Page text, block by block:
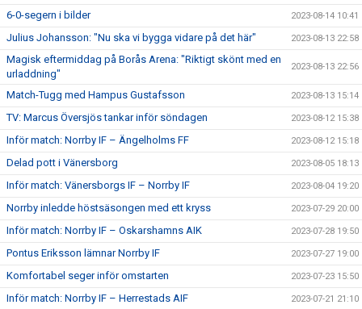
6-0-segern i bilder 2023-08-14 10:41
Julius Johansson: "Nu ska vi bygga vidare på det här" 2023-08-13 22:58
Magisk eftermiddag på Borås Arena: "Riktigt skönt med en
urladdning"
2023-08-13 22:56
Match-Tugg med Hampus Gustafsson 2023-08-13 15:14
TV: Marcus Översjös tankar inför söndagen 2023-08-12 15:38
Inför match: Norrby IF – Ängelholms FF 2023-08-12 15:18
Delad pott i Vänersborg 2023-08-05 18:13
Inför match: Vänersborgs IF – Norrby IF 2023-08-04 19:20
Norrby inledde höstsäsongen med ett kryss 2023-07-29 20:00
Inför match: Norrby IF – Oskarshamns AIK 2023-07-28 19:50
Pontus Eriksson lämnar Norrby IF 2023-07-27 19:00
Komfortabel seger inför omstarten 2023-07-23 15:50
Inför match: Norrby IF – Herrestads AIF 2023-07-21 21:10